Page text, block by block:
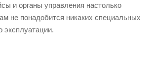
и органы управления настолько
не понадобится никаких специальных
эксплуатации.